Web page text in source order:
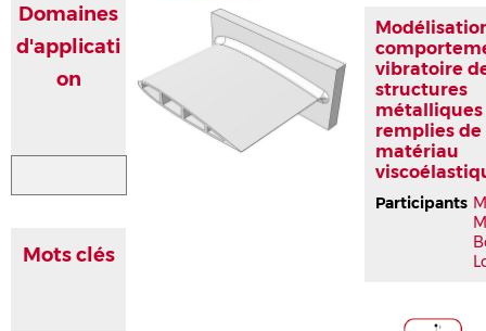
vibratoire
structures
métalliques
remplies de
matériau
Participants
Domaines
d'applicati
on
Mots clés